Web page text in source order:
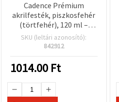
Cadence Prémium
akrilfesték, piszkosfehér
(törtfehér), 120 ml –
többfelületű szín
vászonra, fára, papírra,
DIY és kreatív hobbi
projektekhez
SKU (leltári azonosító):
842912
1014.00 Ft